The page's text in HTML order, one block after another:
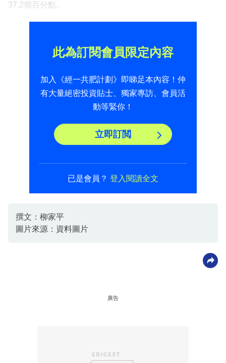
37.2個百分點。
此為訂閱會員限定內容
加入《經一共肥計劃》即睇足本內容！仲
有大量絕密投資貼士、獨家專訪、會員活
動等緊你！
立即訂閲
已是會員？ 登入閱讀全文
撰文：柳家平
圖片來源：資料圖片
廣告